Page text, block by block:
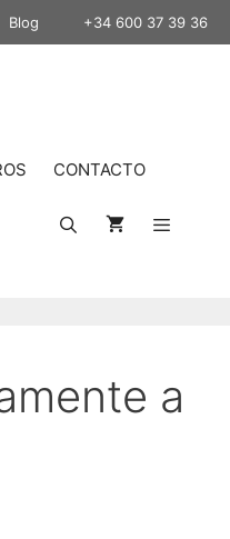
Blog +34 600 37 39 36
CONTACTO
a